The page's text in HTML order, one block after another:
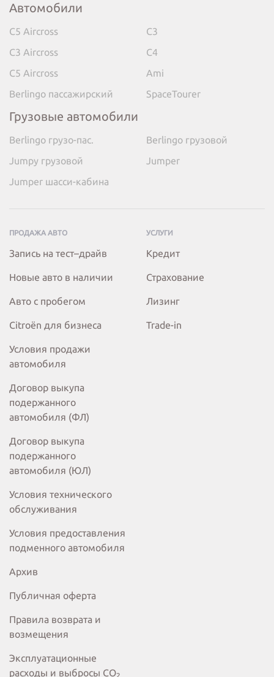
Автомобили
C5 Aircross
C3
C3 Aircross
C4
C5 Aircross
Ami
Berlingo пассажирский
SpaceTourer
Грузовые автомобили
Berlingo грузо-пас.
Berlingo грузовой
Jumpy грузовой
Jumper
Jumper шасси-кабина
ПРОДАЖА АВТО
Запись на тест–драйв
Новые авто в наличии
Авто с пробегом
Citroёn для бизнеса
Условия продажи
автомобиля
Договор выкупа
подержанного
автомобиля (ФЛ)
Договор выкупа
подержанного
автомобиля (ЮЛ)
Условия технического
обслуживания
Условия предоставления
подменного автомобиля
Архив
Публичная оферта
Правила возврата и
возмещения
Эксплуатационные
расходы и выбросы СО
УСЛУГИ
Кредит
Страхование
Лизинг
Trade-in